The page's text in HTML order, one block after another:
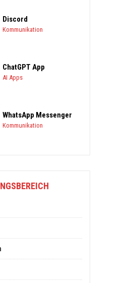
Discord
Kommunikation
ChatGPT App
AI Apps
WhatsApp Messenger
Kommunikation